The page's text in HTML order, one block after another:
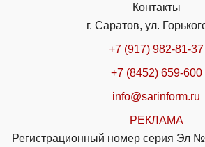
Контакты
г. Саратов, ул.
+7 (917) 982-81-37
+7 (8452) 659-600
info@sarinform.ru
РЕКЛАМА
Регистрационный номер серия Эл